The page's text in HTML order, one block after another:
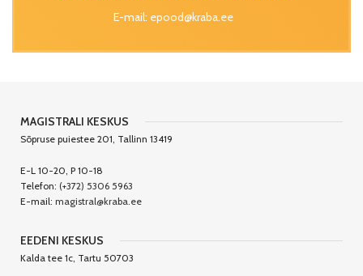
E-mail: epood@kraba.ee
MAGISTRALI KESKUS
Sõpruse puiestee 201, Tallinn 13419
E-L 10-20, P 10-18
Telefon: (+372) 5306 5963
E-mail: magistral@kraba.ee
EEDENI KESKUS
Kalda tee 1c, Tartu 50703